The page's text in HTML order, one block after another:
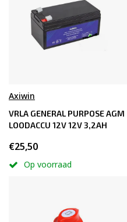
Axiwin
VRLA GENERAL PURPOSE AGM
LOODACCU 12V 12V 3,2AH
€25,50
Op voorraad